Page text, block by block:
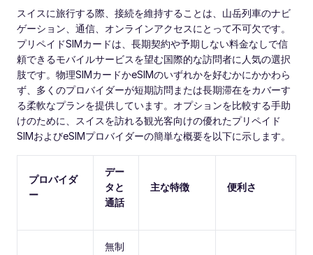
スイスに旅行する際、接続を維持することは、山岳列車のナビ
ゲーション、通信、オンラインアクセスにとって不可欠です。
プリペイドSIMカードは、長期契約や予期しない料金なしで信
頼できるモバイルサービスを望む国際的な訪問者に人気の選択
肢です。物理SIMカードかeSIMのいずれかを好むかにかかわら
ず、多くのプロバイダーが短期訪問または長期滞在をカバーす
る柔軟なプランを提供しています。オプションを比較する手助
けのために、スイスを訪れる観光客向けの優れたプリペイド
SIMおよびeSIMプロバイダーの簡単な概要を以下に示します。
プロバイダ
ー
デー
タと
通話
主な特徴 便利さ
無制